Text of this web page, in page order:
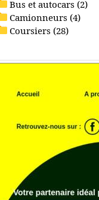
Bus et autocars (2)
Camionneurs (4)
Coursiers (28)